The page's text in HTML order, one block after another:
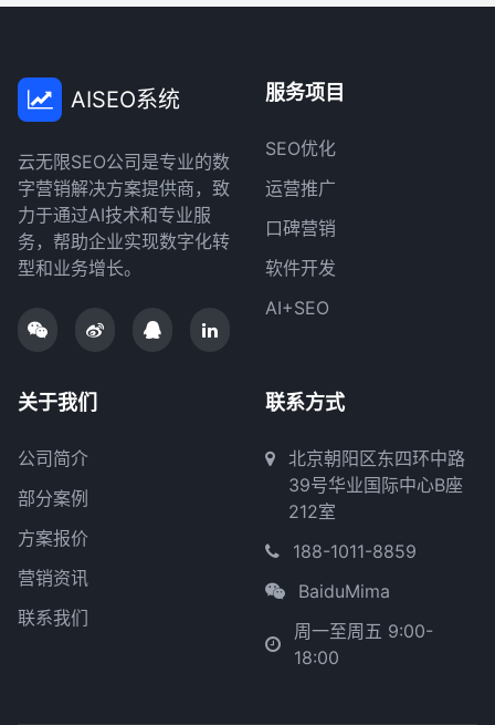
AISEO系统
云无限SEO公司是专业的数
字营销解决方案提供商，致
力于通过AI技术和专业服
务，帮助企业实现数字化转
型和业务增长。
服务项目
SEO优化
运营推广
口碑营销
软件开发
AI+SEO
关于我们
公司简介
部分案例
方案报价
营销资讯
联系我们
联系方式
北京朝阳区东四环中路
39号华业国际中心B座
212室
188-1011-8859
BaiduMima
周一至周五 9:00-
18:00